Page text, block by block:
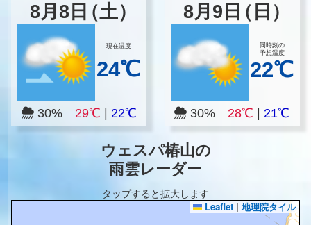
8月8 日（土）
現在温度
24℃
30% 29℃ 22℃
8月 9 日（日）
同時刻の
予想温度
22℃
30%28℃ |21℃
ウェスパ椿山の
雨雲レーダー
タップすると拡大します
Leaflet | 地理院タイル